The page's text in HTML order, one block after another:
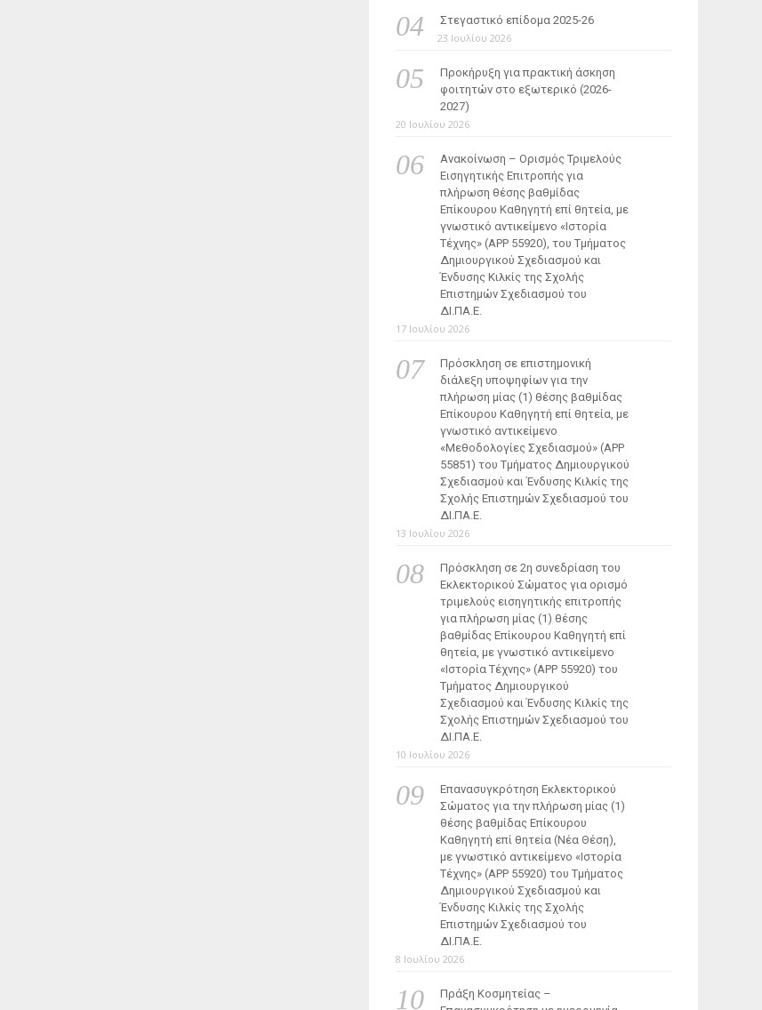
Στεγαστικό επίδομα 2025-26
23 Ιουλίου 2026
Προκήρυξη για πρακτική άσκηση
φοιτητών στο εξωτερικό (2026-
2027)
20 Ιουλίου 2026
Ανακοίνωση – Ορισμός Τριμελούς
Εισηγητικής Επιτροπής για
πλήρωση θέσης βαθμίδας
Επίκουρου Καθηγητή επί θητεία, με
γνωστικό αντικείμενο «Ιστορία
Τέχνης» (ΑΡΡ 55920), του Τμήματος
Δημιουργικού Σχεδιασμού και
Ένδυσης Κιλκίς της Σχολής
Επιστημών Σχεδιασμού του
ΔΙ.ΠΑ.Ε.
17 Ιουλίου 2026
Πρόσκληση σε επιστημονική
διάλεξη υποψηφίων για την
πλήρωση μίας (1) θέσης βαθμίδας
Επίκουρου Καθηγητή επί θητεία, με
γνωστικό αντικείμενο
«Μεθοδολογίες Σχεδιασμού» (ΑΡΡ
55851) του Τμήματος Δημιουργικού
Σχεδιασμού και Ένδυσης Κιλκίς της
Σχολής Επιστημών Σχεδιασμού του
ΔΙ.ΠΑ.Ε.
13 Ιουλίου 2026
Πρόσκληση σε 2η συνεδρίαση του
Εκλεκτορικού Σώματος για ορισμό
τριμελούς εισηγητικής επιτροπής
για πλήρωση μίας (1) θέσης
βαθμίδας Επίκουρου Καθηγητή επί
θητεία, με γνωστικό αντικείμενο
«Ιστορία Τέχνης» (ΑΡΡ 55920) του
Τμήματος Δημιουργικού
Σχεδιασμού και Ένδυσης Κιλκίς της
Σχολής Επιστημών Σχεδιασμού του
ΔΙ.ΠΑ.Ε.
10 Ιουλίου 2026
Επανασυγκρότηση Εκλεκτορικού
Σώματος για την πλήρωση μίας (1)
θέσης βαθμίδας Επίκουρου
Καθηγητή επί θητεία (Νέα Θέση),
με γνωστικό αντικείμενο «Ιστορία
Τέχνης» (ΑΡΡ 55920) του Τμήματος
Δημιουργικού Σχεδιασμού και
Ένδυσης Κιλκίς της Σχολής
Επιστημών Σχεδιασμού του
ΔΙ.ΠΑ.Ε.
8 Ιουλίου 2026
Πράξη Κοσμητείας –